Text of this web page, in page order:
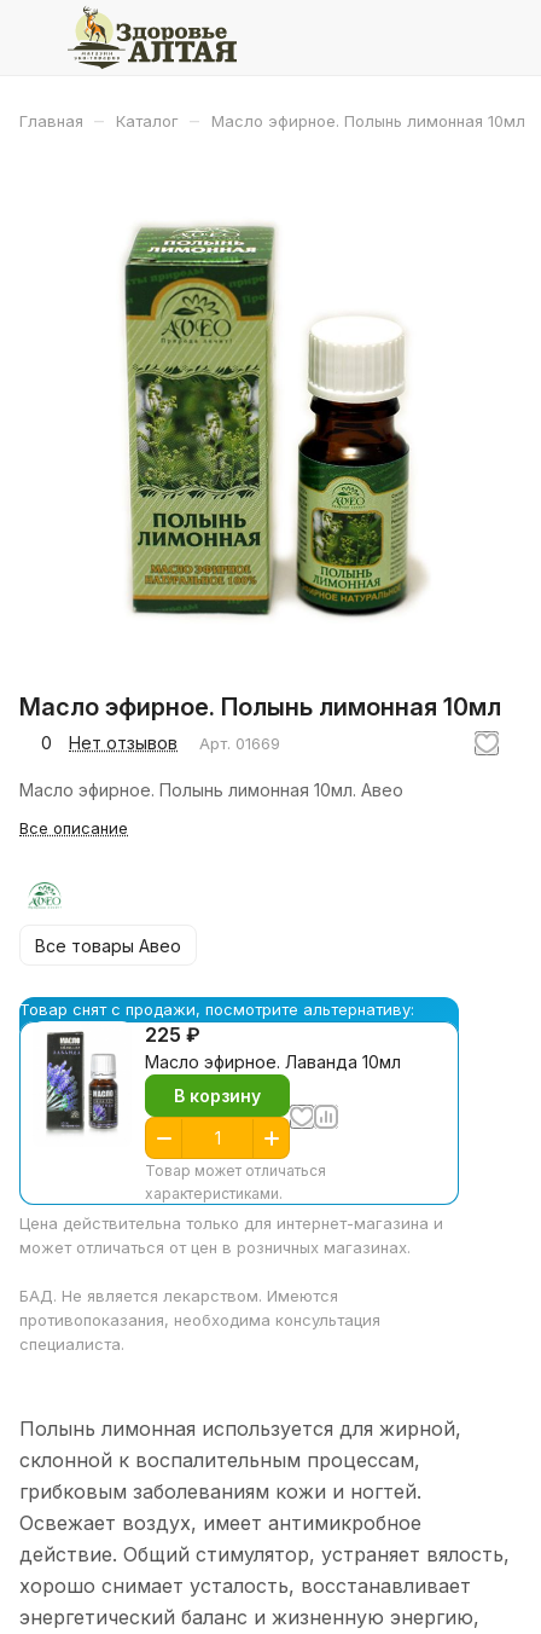
Главная – Каталог – Масло эфирное. Полынь лимонная 10мл
Масло эфирное. Полынь лимонная 10мл
0 Нет отзывов Арт. 01669
Масло эфирное. Полынь лимонная 10мл. Авео
Все описание
Все товары Авео
Товар снят с продажи, посмотрите альтернативу:
225 ₽
Масло эфирное. Лаванда 10мл
В корзину
Товар может отличаться
характеристиками.
Цена действительна только для интернет-магазина и
может отличаться от цен в розничных магазинах.
БАД. Не является лекарством. Имеются
противопоказания, необходима консультация
специалиста.
Полынь лимонная используется для жирной,
склонной к воспалительным процессам,
грибковым заболеваниям кожи и ногтей.
Освежает воздух, имеет антимикробное
действие. Общий стимулятор, устраняет вялость,
хорошо снимает усталость, восстанавливает
энергетический баланс и жизненную энергию,